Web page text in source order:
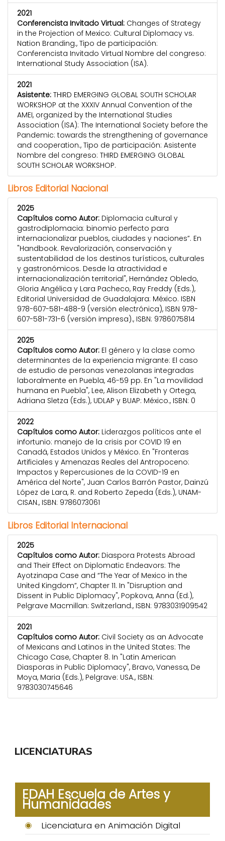
2021
Conferencista Invitado Virtual: Changes of Strategy
in the Projection of Mexico: Cultural Diplomacy vs.
Nation Branding., Tipo de participación:
Conferencista Invitado Virtual Nombre del congreso:
International Study Association (ISA).
2021
Asistente: THIRD EMERGING GLOBAL SOUTH SCHOLAR
WORKSHOP at the XXXIV Annual Convention of the
AMEI, organized by the International Studies
Association (ISA): The International Society before the
Pandemic: towards the strengthening of governance
and cooperation., Tipo de participación: Asistente
Nombre del congreso: THIRD EMERGING GLOBAL
SOUTH SCHOLAR WORKSHOP.
Libros Editorial Nacional
2025
Capítulos como Autor: Diplomacia cultural y
gastrodiplomacia: binomio perfecto para
internacionalizar pueblos, ciudades y naciones”. En
"Handbook. Revalorización, conservación y
sustentabilidad de los destinos turísticos, culturales
y gastronómicos. Desde la atractividad e
internacionalización territorial", Hernández Obledo,
Gloria Angélica y Lara Pacheco, Ray Freddy (Eds.),
Editorial Universidad de Guadalajara: México. ISBN
978-607-581-488-9 (versión electrónica), ISBN 978-
607-581-731-6 (versión impresa)., ISBN: 9786075814
2025
Capítulos como Autor: El género y la clase como
determinantes de la experiencia migrante: El caso
de estudio de personas venezolanas integradas
laboralmente en Puebla, 46-59 pp. En "La movilidad
humana en Puebla", Lee, Alison Elizabeth y Ortega,
Adriana Sletza (Eds.), UDLAP y BUAP: México., ISBN: 0
2022
Capítulos como Autor: Liderazgos políticos ante el
infortunio: manejo de la crisis por COVID 19 en
Canadá, Estados Unidos y México. En "Fronteras
Artificiales y Amenazas Reales del Antropoceno:
Impactos y Repercusiones de la COVID-19 en
América del Norte", Juan Carlos Barrón Pastor, Dainzú
López de Lara, R. and Roberto Zepeda (Eds.), UNAM-
CISAN., ISBN: 9786073061
Libros Editorial Internacional
2025
Capítulos como Autor: Diaspora Protests Abroad
and Their Effect on Diplomatic Endeavors: The
Ayotzinapa Case and “The Year of Mexico in the
United Kingdom”, Chapter 11. In "Disruption and
Dissent in Public Diplomacy", Popkova, Anna (Ed.),
Pelgrave Macmillan: Switzerland., ISBN: 9783031909542
2021
Capítulos como Autor: Civil Society as an Advocate
of Mexicans and Latinos in the United States: The
Chicago Case, Chapter 8. In "Latin American
Diasporas in Public Diplomacy", Bravo, Vanessa, De
Moya, Maria (Eds.), Pelgrave: USA., ISBN:
9783030745646
LICENCIATURAS
EDAH Escuela de Artes y
Humanidades
Licenciatura en Animación Digital